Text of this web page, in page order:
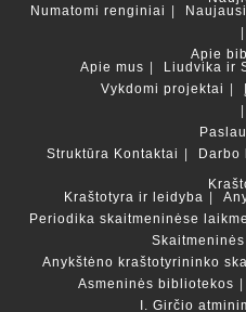
Numatomi renginiai
Apie
Apie mus
Liudvika ir
Vykdomi projektai
Struktūra Kontaktai Darbo
Kraštotyra ir leidyba
Periodika skaitmeninėse
Anykštėno kraštotyrininko
Asmeninės bibliotekos
I. Girčio